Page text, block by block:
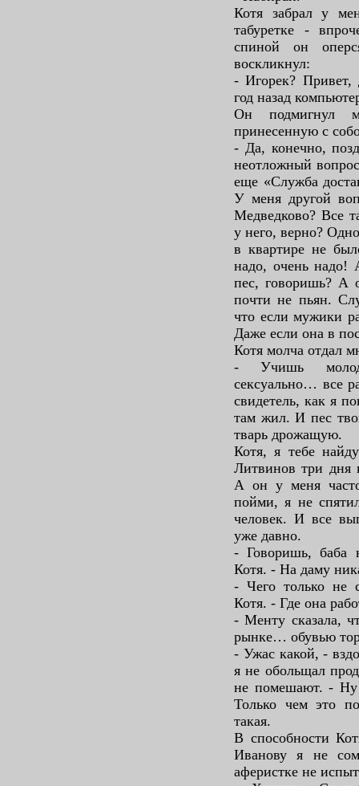
Котя забрал у
табуретке -
спиной он
воскликнул:
- Игорек? Привет,
год назад
Он подмигнул
принесенную с
- Да, конечно,
неотложный
еще «Служба
У меня другой
Медведково? Все
у него, верно?
в квартире не
надо, очень надо!
пес, говоришь? А
почти не пьян.
что если мужики
Даже если она в
Котя молча отдал
- Учишь
сексуально… все
свидетель, как я
там жил. И пес
тварь дрожащую.
Котя, я тебе
Литвинов три дня
А он у меня
пойми, я не
человек. И все
уже давно.
- Говоришь, баба
Котя. - На даму
- Чего только не
Котя. - Где она
- Менту сказала,
рынке… обувью
- Ужас какой, -
я не обольщал
не помешают. - Ну
Только чем это
такая.
В способности
Иванову я не
аферистке не